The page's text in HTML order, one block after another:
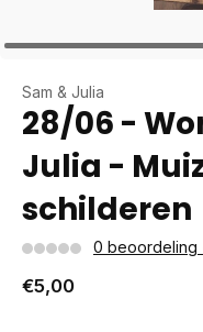
Sam & Julia
28/06 -
Julia -
schilderen
0 beoordeling
€5,00